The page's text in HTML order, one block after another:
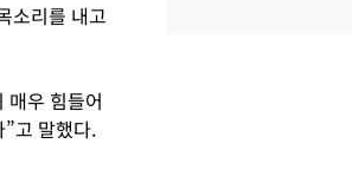
소리를 내고
매우 힘들어
고 말했다.